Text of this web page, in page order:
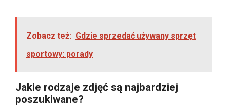
Zobacz też: Gdzie sprzedać używany sprzęt
sportowy: porady
Jakie rodzaje zdjęć są najbardziej
poszukiwane?